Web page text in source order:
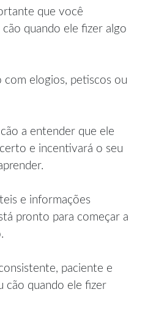
que você
quando ele fizer algo
com elogios, petiscos ou
a entender que ele
e incentivará o seu
e informações
pronto para começar a
paciente e
cão quando ele fizer